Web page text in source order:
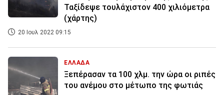
Ταξίδεψε τουλάχιστον 400 χιλιόμετρα
(χάρτης)
20 Ιουλ 2022 09:15
ΕΛΛΑΔΑ
Ξεπέρασαν τα 100 χλμ. την ώρα οι ριπές
του ανέμου στο μέτωπο της φωτιάς